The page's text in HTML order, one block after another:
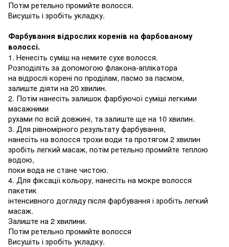
Потім ретельно промийте волосся.
Висушіть і зробіть укладку.
Фарбування відрослих коренів на фарбованому
волоссі.
1. Ненесіть суміш на немите сухе волосся.
Розподіліть за допомогою флакона-аплікатора
на відрослі корені по проділам, пасмо за пасмом,
залиште діяти на 20хвилин.
2. Потім нанесіть залишок фарбуючої суміші легкими
масажними
рухами по всій довжині, та залиште ще на 10 хвилин.
3. Для рівномірного результату фарбування,
нанесіть на волосся трохи води та протягом 2 хвилин
зробіть легкий масаж, потім ретельно промийте теплою
водою,
поки вода не стане чистою.
4. Для фіксації кольору, нанесіть на мокре волосся
пакетик
інтенсивного догляду після фарбування і зробіть легкий
масаж.
Залиште на 2хвилини.
Потім ретельно промийте волосся
Висушіть і зробіть укладку.